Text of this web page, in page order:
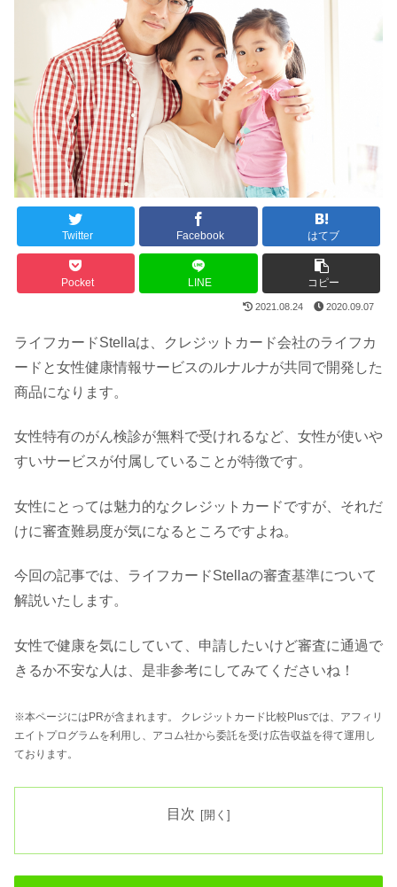
Twitter Facebook はてブ
Pocket LINE コピー
2021.08.24 2020.09.07
ライフカードStellaは、クレジットカード会社のライフカ
ードと女性健康情報サービスのルナルナが共同で開発した
商品になります。
女性特有のがん検診が無料で受けれるなど、女性が使いや
すいサービスが付属していることが特徴です。
女性にとっては魅力的なクレジットカードですが、それだ
けに審査難易度が気になるところですよね。
今回の記事では、ライフカードStellaの審査基準について
解説いたします。
女性で健康を気にしていて、申請したいけど審査に通過で
きるか不安な人は、是非参考にしてみてくださいね！
※本ページにはPRが含まれます。 クレジットカード比較Plusでは、アフィリ
エイトプログラムを利用し、アコム社から委託を受け広告収益を得て運用し
ております。
目次